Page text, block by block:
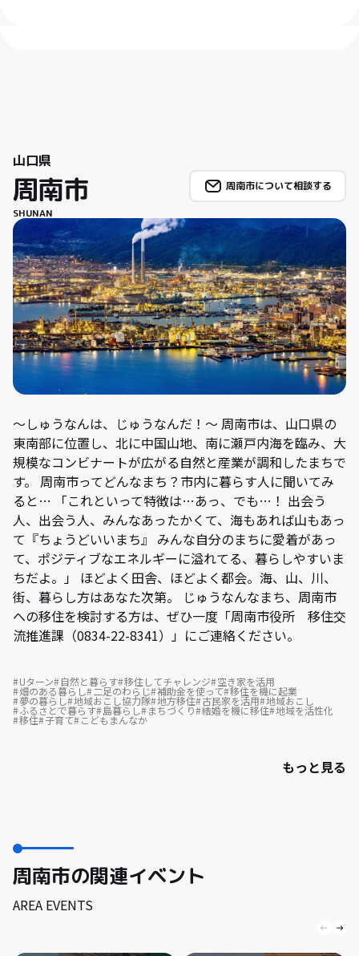
山口県
周南市
SHUNAN
周南市について相談する
～しゅうなんは、じゅうなんだ！～ 周南市は、山口県の
東南部に位置し、北に中国山地、南に瀬戸内海を臨み、大
規模なコンビナートが広がる自然と産業が調和したまちで
す。 周南市ってどんなまち？市内に暮らす人に聞いてみ
ると… 「これといって特徴は…あっ、でも…！ 出会う
人、出会う人、みんなあったかくて、海もあれば山もあっ
て『ちょうどいいまち』 みんな自分のまちに愛着があっ
て、ポジティブなエネルギーに溢れてる、暮らしやすいま
ちだよ。」 ほどよく田舎、ほどよく都会。海、山、川、
街、暮らし方はあなた次第。 じゅうなんなまち、周南市
への移住を検討する方は、ぜひ一度「周南市役所 移住交
流推進課（0834-22-8341）」にご連絡ください。
Uターン 自然と暮らす 移住してチャレンジ 空き家を活用
畑のある暮らし 二足のわらじ 補助金を使って 移住を機に起業
夢の暮らし 地域おこし協力隊 地方移住 古民家を活用 地域おこし
ふるさとで暮らす 島暮らし まちづくり 結婚を機に移住 地域を活性化
移住 子育て こどもまんなか
もっと見る
周南市の関連イベント
AREA EVENTS